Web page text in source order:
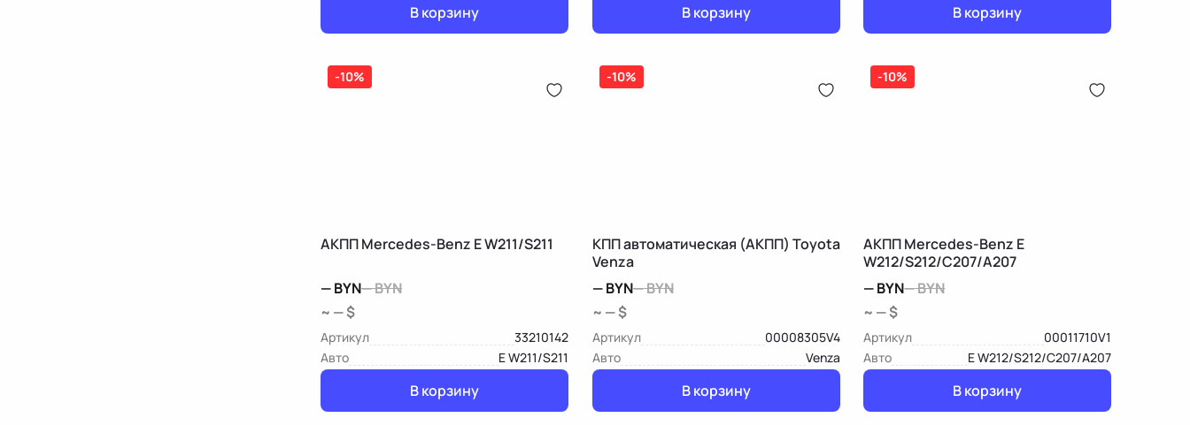
В корзину В корзину В корзину
-10%
АКПП Mercedes-Benz E W211/S211
—BYN—BYN
~ — $
Артикул
33210142
Авто
E W211/S211
В корзину
-10%
КПП автоматическая (АКПП) Toyota
Venza
—BYN—BYN
~ — $
Артикул
00008305V4
Авто
Venza
В корзину
-10%
АКПП Mercedes-Benz E
W212/S212/C207/A207
—BYN—BYN
~ — $
Артикул
00011710V1
Авто
E W212/S212/C207/A207
В корзину